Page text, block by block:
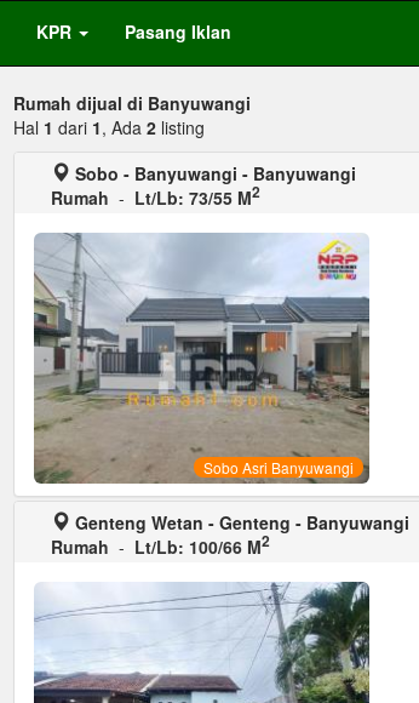
KPR Pasang Iklan
Rumah dijual di Banyuwangi
Hal 1 dari 1, Ada 2 listing
Sobo - Banyuwangi - Banyuwangi
Rumah - Lt/Lb: 73/55 M2
Sobo Asri Banyuwangi
Genteng Wetan - Genteng - Banyuwangi
Rumah - Lt/Lb: 100/66 M2